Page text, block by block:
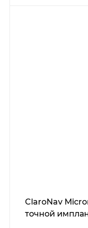
ClaroNav
точной